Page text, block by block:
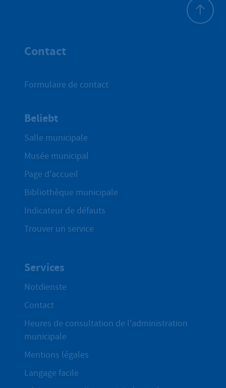
Contact
Formulaire de contact
Beliebt
Salle municipale
Musée municipal
Page d'accueil
Bibliothèque municipale
Indicateur de défauts
Trouver un service
Services
Notdienste
Contact
Heures de consultation de l'administration
municipale
Mentions légales
Langage facile